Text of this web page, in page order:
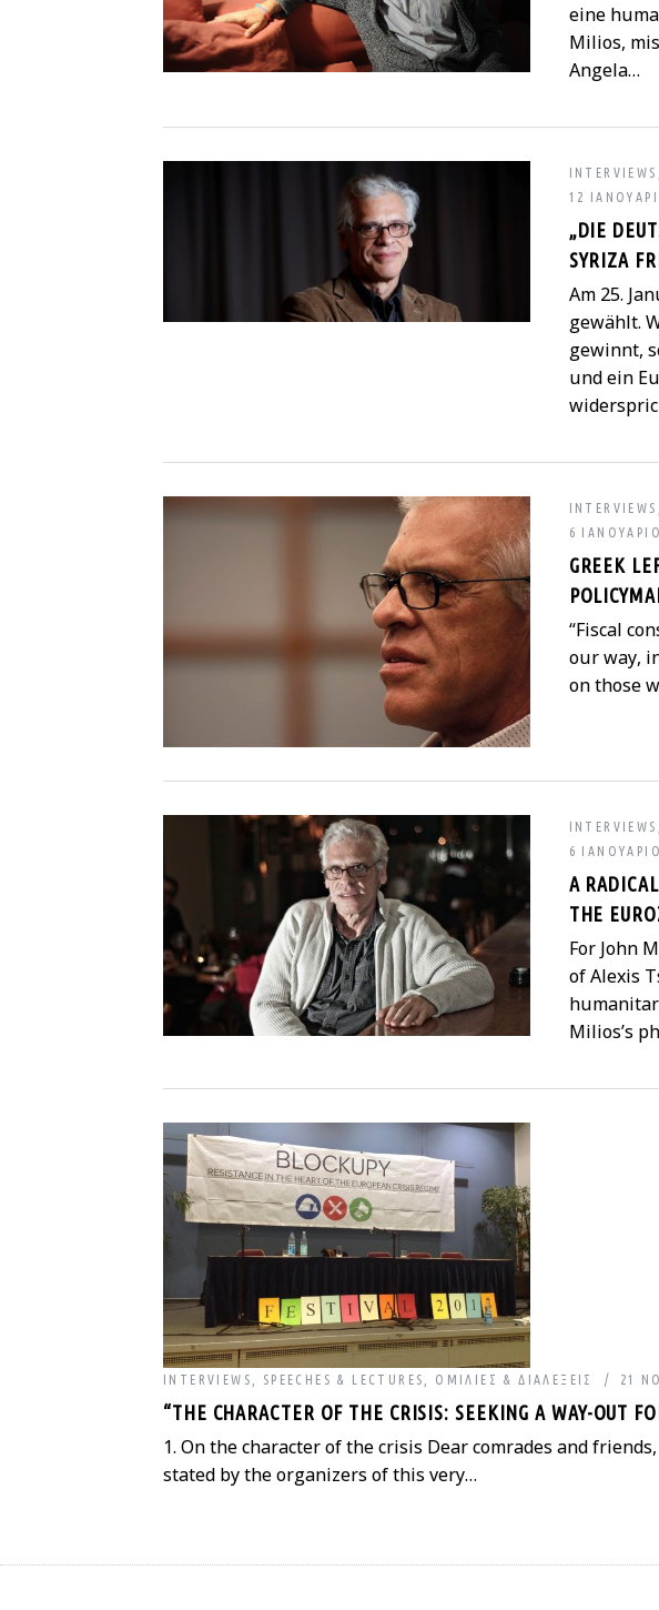
eine
Milios,
Angela…
INTERVIEWS
12
„DIE
SYRIZA
Am 25.
gewählt.
gewinnt,
und ein
INTERVIEWS
6
GREEK
“Fiscal
our way,
on those
INTERVIEWS
6
A
THE
For John
of Alexis
Milios’s
INTERVIEWS SPEECHES & LECTURES ΟΜΙΛΊΕΣ & ΔΙΑΛΈΞΕΙΣ 21
“THE CHARACTER OF THE CRISIS: SEEKING A WAY-OUT
1. On the character of the crisis Dear comrades and
stated by the organizers of this very…